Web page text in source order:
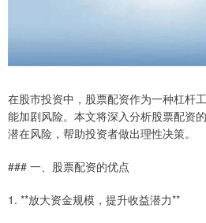
在股市投资中，股票配资作为一种杠杆
能加剧风险。本文将深入分析股票配资
潜在风险，帮助投资者做出理性决策。
### 一、股票配资的优点
1. **放大资金规模，提升收益潜力**